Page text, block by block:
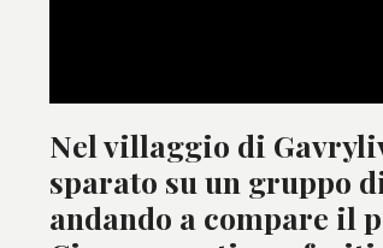
Nel villaggio di
sparato su un gruppo
andando a compare il